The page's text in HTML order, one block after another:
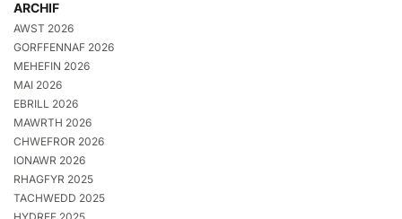
ARCHIF
AWST 2026
GORFFENNAF 2026
MEHEFIN 2026
MAI 2026
EBRILL 2026
MAWRTH 2026
CHWEFROR 2026
IONAWR 2026
RHAGFYR 2025
TACHWEDD 2025